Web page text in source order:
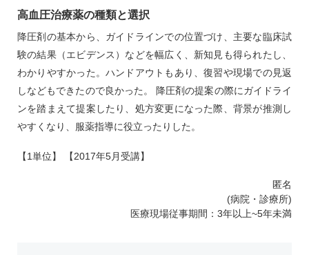
高血圧治療薬の種類と選択
降圧剤の基本から、ガイドラインでの位置づけ、主要な臨床試
験の結果（エビデンス）などを幅広く、新知見も得られたし、
わかりやすかった。ハンドアウトもあり、復習や現場での見返
しなどもできたので良かった。 降圧剤の提案の際にガイドライ
ンを踏まえて提案したり、処方変更になった際、背景が推測し
やすくなり、服薬指導に役立ったりした。
【1単位】 【2017年5月受講】
匿名
(病院・診療所)
医療現場従事期間：3年以上~5年未満